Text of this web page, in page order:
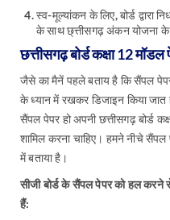
स्व-मूल्यांकन के लिए, बोर्ड द्वारा
के साथ छ्त्तीसगढ़ अंकन योजना के
छत्तीसगढ़ बोर्ड कक्षा 12
जैसे का मैनें पहले बताय है कि सैंपल
के ध्यान में रखकर डिजाइन किया जात
सैंपल पेपर हो अपनी छत्तीसगढ़ बोर्ड
शामिल करना चाहिए। हमने नीचे
में बताया है।
सीजी बोर्ड के सैंपल पेपर को हल
हैं: